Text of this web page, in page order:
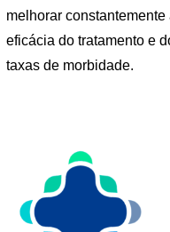
melhorar
eficácia do tratamento e
taxas de morbidade.